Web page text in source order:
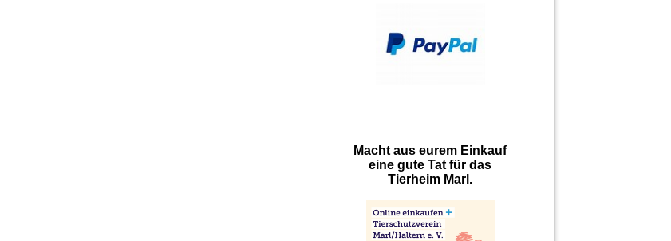
Macht aus eurem Einkauf
eine gute Tat für das
Tierheim Marl.